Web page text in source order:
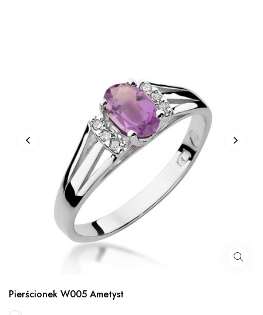
Pierścionek W005 Ametyst